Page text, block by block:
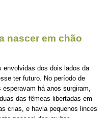
nascer em chão
envolvidas dos dois lados da
ter futuro. No período de
há anos surgiram,
das fêmeas libertadas em
crias, e havia pequenos linces